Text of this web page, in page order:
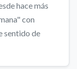
hace más
con
sentido de